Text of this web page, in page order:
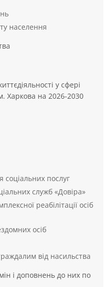
населення
у сфері
Харкова на 2026-2030
соціальних послуг
служб «Довіра»
реабілітації осіб
осіб
від насильства
і доповнень до них по